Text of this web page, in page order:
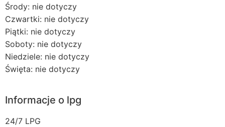
Środy: nie dotyczy
Czwartki: nie dotyczy
Piątki: nie dotyczy
Soboty: nie dotyczy
Niedziele: nie dotyczy
Święta: nie dotyczy
Informacje o lpg
24/7 LPG